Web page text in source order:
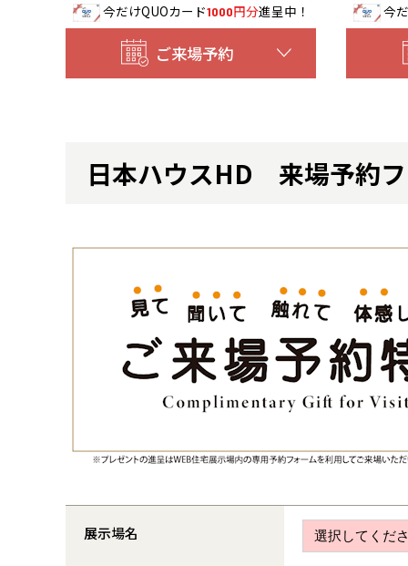
今だけQUOカード1000円分進呈中！
ご来場予約
今
日本ハウスHD 来場予約
展示場名